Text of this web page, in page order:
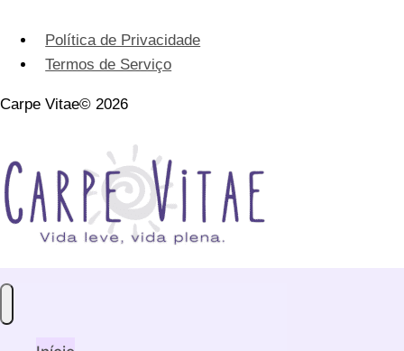
Política de Privacidade
Termos de Serviço
Carpe Vitae© 2026